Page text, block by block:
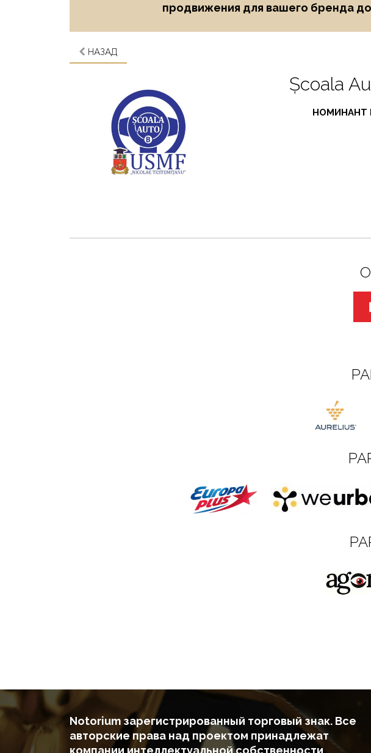
продвижения для вашего бренда до
НАЗАД
Școala
НОМИНАНТ
Notorium зарегистрированный торговый знак. Все
авторские права над проектом принадлежат
компании интеллектуальной собственности